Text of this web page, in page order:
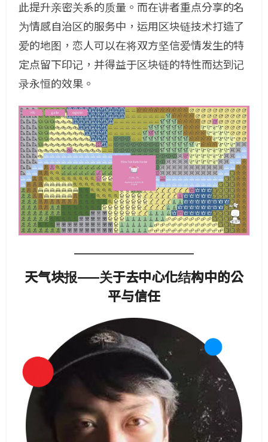
此提升亲密关系的质量。而在讲者重点分享的名
为情感自治区的服务中，运用区块链技术打造了
爱的地图，恋人可以在将双方坚信爱情发生的特
定点留下印记，并得益于区块链的特性而达到记
录永恒的效果。
天气块报——关于去中心化结构中的公
平与信任